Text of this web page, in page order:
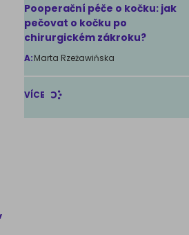
Pooperační péče o kočku: jak
pečovat o kočku po
chirurgickém zákroku?
A:Marta Rzeżawińska
VÍCE